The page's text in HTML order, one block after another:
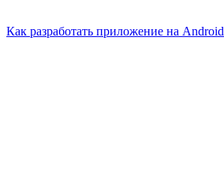
Как разработать приложение на Android